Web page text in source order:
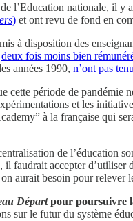
l’Education nationale, il y
) et ont revu de fond en
à disposition des
deux fois moins bien
années 1990, n’ont pas
cette période de pandémie
et les
à la française qui
de l’éducation
il faudrait accepter
aurait besoin pour relever
Départpour poursuivre
sur le futur du système